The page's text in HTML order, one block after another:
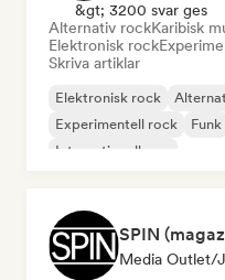
&gt; 3200 svar ges
Alternativ rockKaribisk
Elektronisk rock
Skriva artiklar
Elektronisk rock
Experimentell rock
Funk
Internationell pop
SPIN
Media Outlet/